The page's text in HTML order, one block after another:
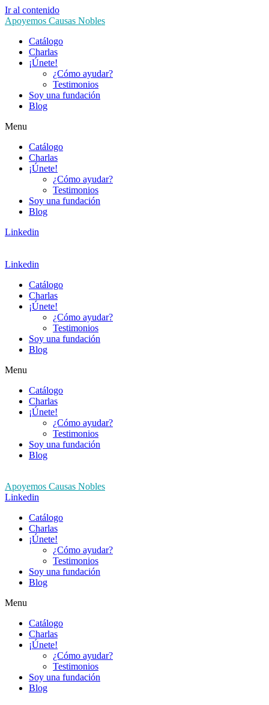
Ir al contenido
Apoyemos Causas Nobles
Catálogo
Charlas
¡Únete!
¿Cómo ayudar?
Testimonios
Soy una fundación
Blog
Menu
Catálogo
Charlas
¡Únete!
¿Cómo ayudar?
Testimonios
Soy una fundación
Blog
Linkedin
Linkedin
Catálogo
Charlas
¡Únete!
¿Cómo ayudar?
Testimonios
Soy una fundación
Blog
Menu
Catálogo
Charlas
¡Únete!
¿Cómo ayudar?
Testimonios
Soy una fundación
Blog
Apoyemos Causas Nobles
Linkedin
Catálogo
Charlas
¡Únete!
¿Cómo ayudar?
Testimonios
Soy una fundación
Blog
Menu
Catálogo
Charlas
¡Únete!
¿Cómo ayudar?
Testimonios
Soy una fundación
Blog